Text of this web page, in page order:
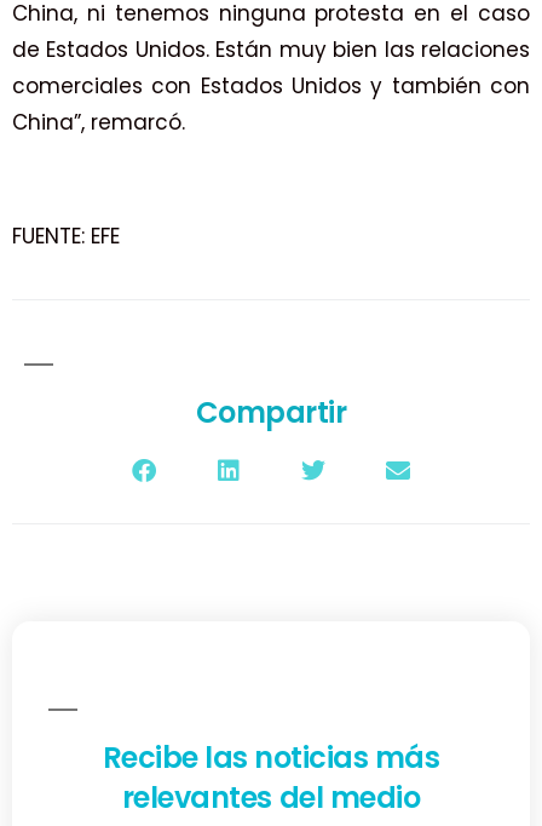
China, ni tenemos ninguna protesta en el caso
de Estados Unidos. Están muy bien las relaciones
comerciales con Estados Unidos y también con
China”, remarcó.
FUENTE: EFE
Compartir
Recibe las noticias más
relevantes del medio